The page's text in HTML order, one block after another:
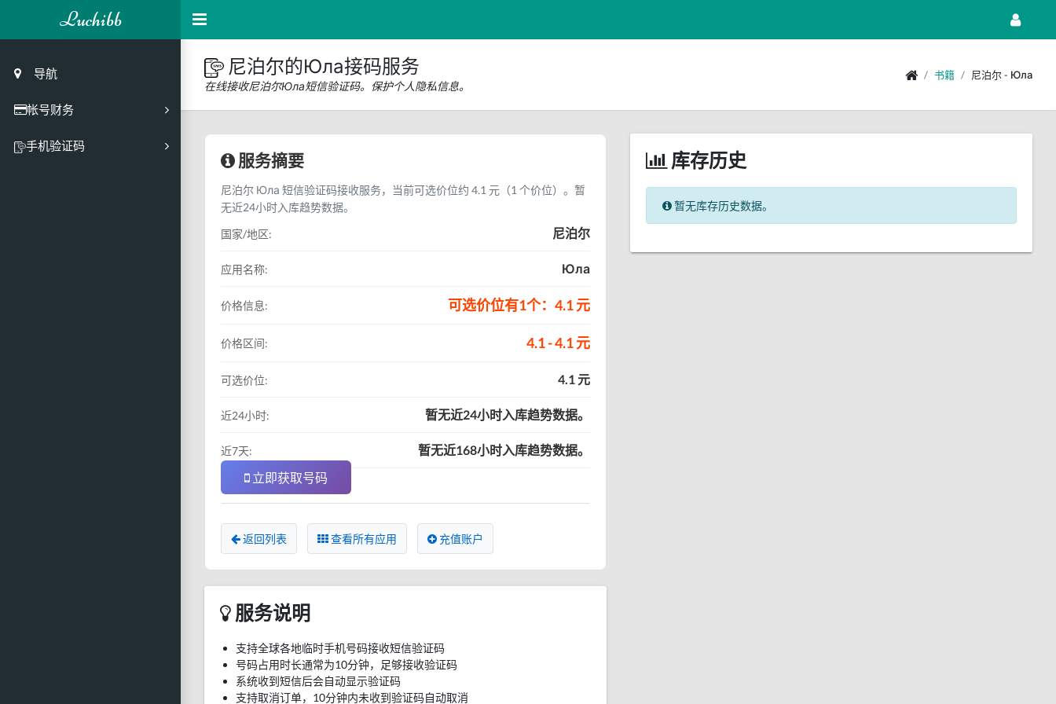
Luchibb
导航
帐号财务
充值
手机验证码
尼泊尔的Юла接码服务
在线接收尼泊尔Юла短信验证码。保护个人隐私信息。
书籍 尼泊尔 - Юла
服务摘要
尼泊尔 Юла 短信验证码接收服务，当前可选价位约 4.1 元（1 个价位）。暂
无近24小时入库趋势数据。
国家/地区:
尼泊尔
应用名称: Юла
价格信息: 可选价位有1个：4.1 元
价格区间: 4.1 - 4.1 元
可选价位: 4.1 元
近24小时: 暂无近24小时入库趋势数据。
近7天:
暂无近168小时入库趋势数据。
立即获取号码
返回列表 查看所有应用 充值账户
服务说明
支持全球各地临时手机号码接收短信验证码
号码占用时长通常为10分钟，足够接收验证码
系统收到短信后会自动显示验证码
支持取消订单，10分钟内未收到验证码自动取消
库存历史
暂无库存历史数据。